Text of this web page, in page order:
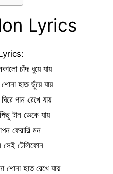
Lyrics
চাঁদ ধুয়ে যায়
হাত ছুঁয়ে যায়
গান রেখে যায়
টান ডেকে যায়
ফেরারি মন
সেই টেলিফোন
শোনা হাত রেখে যায়